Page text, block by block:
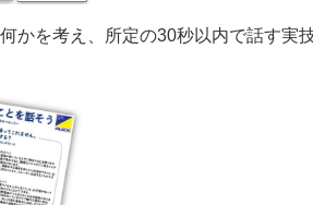
かを考え、所定の30秒以内で話す実